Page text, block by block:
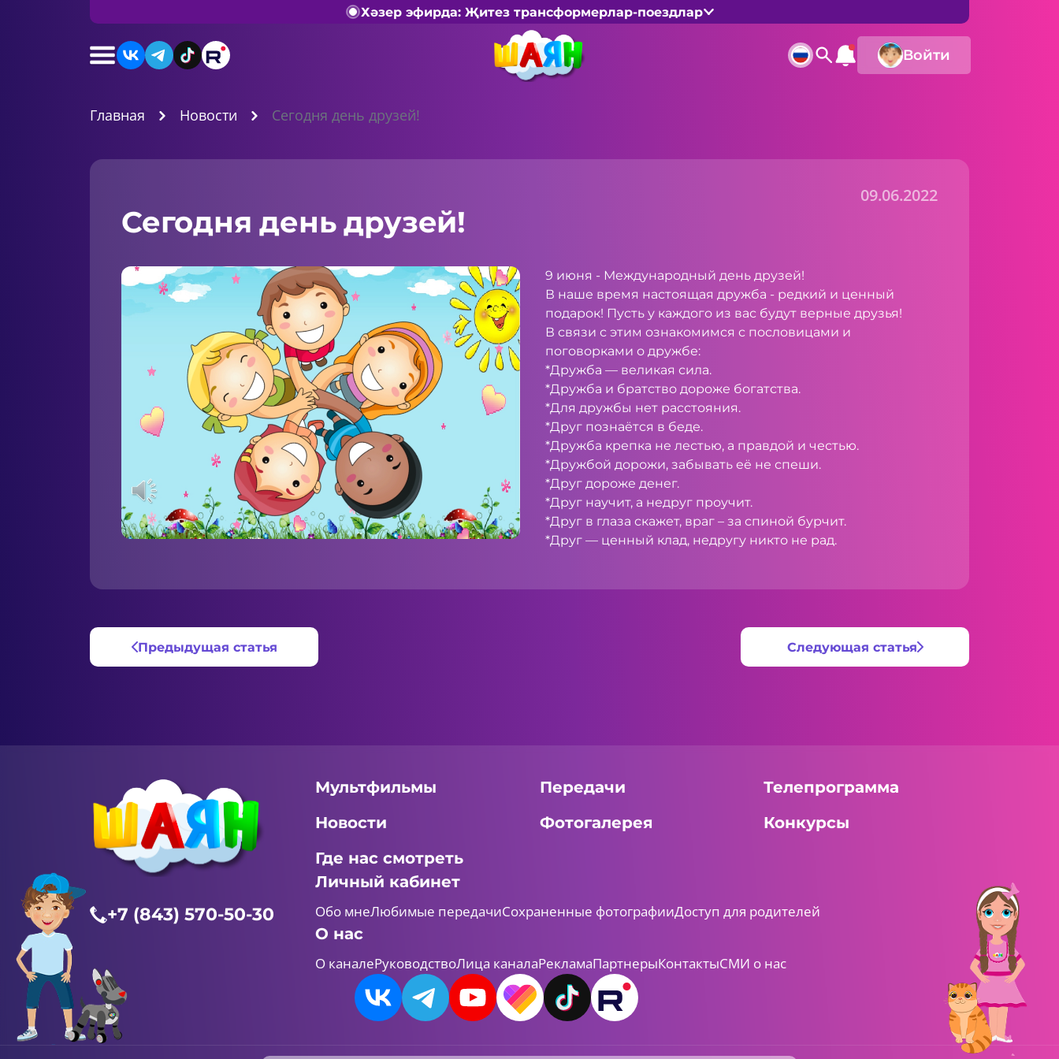
Хәзер эфирда: Җитез трансформерлар-поездлар
Войти
Главная Новости Сегодня день друзей!
09.06.2022
Сегодня день друзей!
9 июня - Международный день друзей!
В наше время настоящая дружба - редкий и ценный
подарок! Пусть у каждого из вас будут верные друзья!
В связи с этим ознакомимся с пословицами и
поговорками о дружбе:
*Дружба — великая сила.
*Дружба и братство дороже богатства.
*Для дружбы нет расстояния.
*Друг познаётся в беде.
*Дружба крепка не лестью, а правдой и честью.
*Дружбой дорожи, забывать её не спеши.
*Друг дороже денег.
*Друг научит, а недруг проучит.
*Друг в глаза скажет, враг – за спиной бурчит.
*Друг — ценный клад, недругу никто не рад.
Предыдущая статья Следующая статья
+7 (843) 570-50-30
Мультфильмы Передачи
Телепрограмма
Новости
Фотогалерея
Конкурсы
Где нас смотреть
Личный кабинет
Обо мнеЛюбимые передачиСохраненные фотографииДоступ для родителей
О нас
О каналеРуководствоЛица каналаРекламаПартнерыКонтактыСМИ о нас